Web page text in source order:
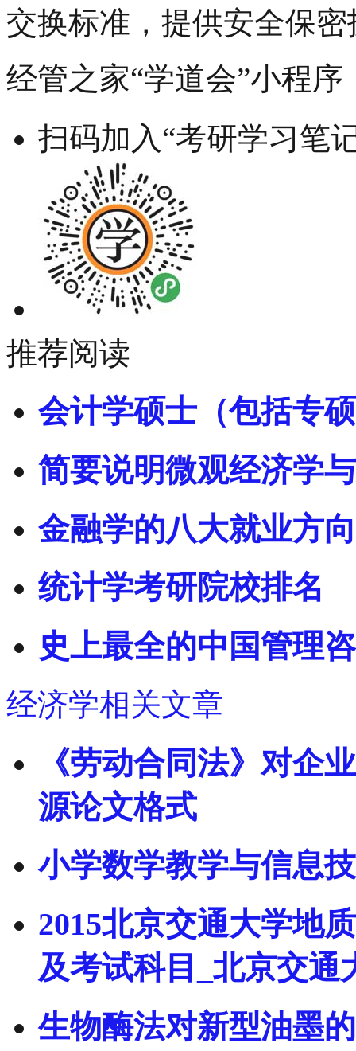
交换标准，提供安全保密
经管之家“学道会”小程序
扫码加入“考研学习笔
推荐阅读
会计学硕士（包括专
简要说明微观经济学
金融学的八大就业方
统计学考研院校排名
史上最全的中国管理
经济学相关文章
《劳动合同法》对企
源论文格式
小学数学教学与信息
2015北京交通大学地
及考试科目_北京交通
生物酶法对新型油墨